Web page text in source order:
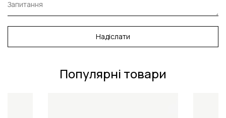
Надіслати
Популярні товари